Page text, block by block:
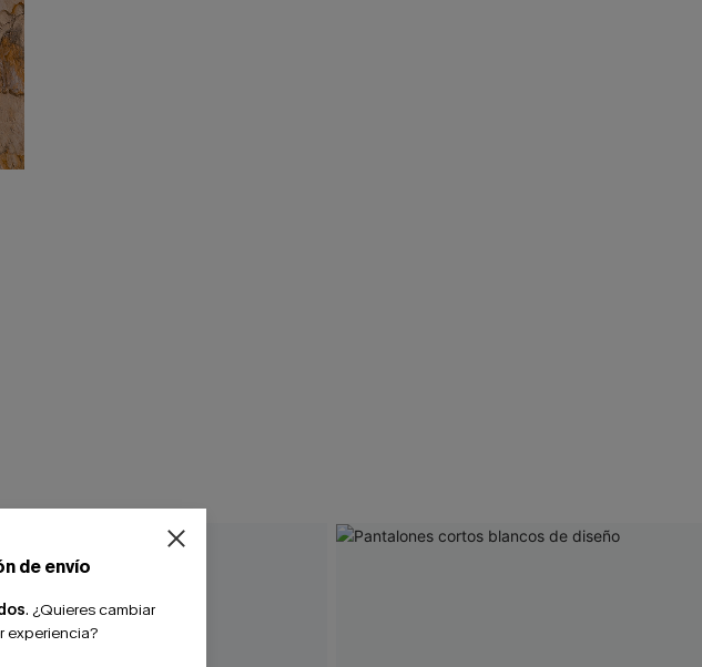
de envío
. ¿Quieres cambiar
experiencia?
extra sin compra mínima